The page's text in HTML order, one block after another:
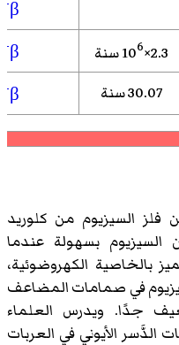
β
−
2.3×10
6 سنة β
−
30.07 سنة β
−
فلز السيزيوم من كلوريد
السيزيوم بسهولة عندما
الكهروضوئية،
في صمامات المضاعف
جدًا. ويدرس العلماء
الدَّسر الأيوني في العربات